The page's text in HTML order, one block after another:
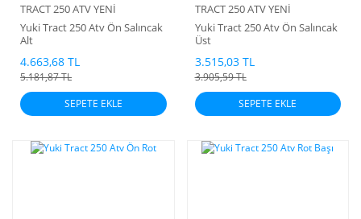
TRACT 250 ATV YENİ
Yuki Tract 250 Atv Ön Salıncak
Alt
4.663,68 TL
5.181,87 TL
SEPETE EKLE
TRACT 250 ATV YENİ
Yuki Tract 250 Atv Ön Salıncak
Üst
3.515,03 TL
3.905,59 TL
SEPETE EKLE